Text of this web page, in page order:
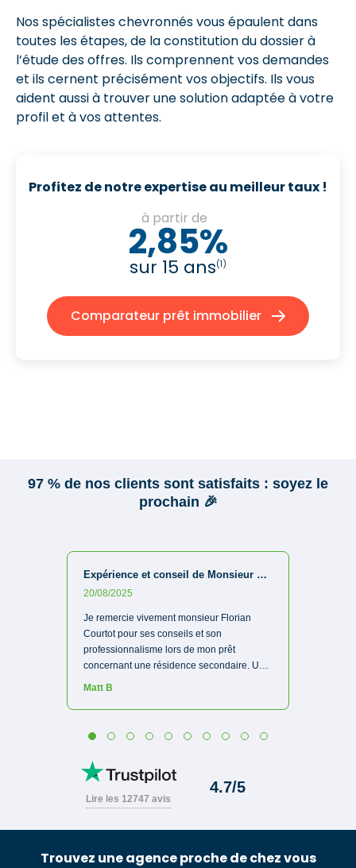
Nos spécialistes chevronnés vous épaulent dans
toutes les étapes, de la constitution du dossier à
l’étude des offres. Ils comprennent vos demandes
et ils cernent précisément vos objectifs. Ils vous
aident aussi à trouver une solution adaptée à votre
profil et à vos attentes.
Profitez de notre expertise au meilleur taux !
à partir de
2,85%
sur 15 ans(1)
Comparateur prêt immobilier
Trouvez une agence proche de chez vous